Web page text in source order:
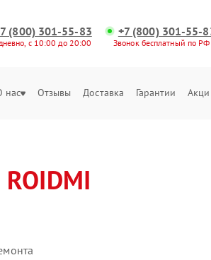
(800) 301-55-83
с 10:00 до 20:00
+7 (800) 301-55-
Звонок бесплатный по РФ
нас Отзывы Доставка Гарантии
ROIDMI